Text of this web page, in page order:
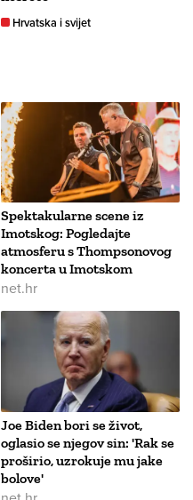
Hrvatska i svijet
Spektakularne scene iz
Imotskog: Pogledajte
atmosferu s Thompsonovog
koncerta u Imotskom
net.hr
Joe Biden bori se život,
oglasio se njegov sin: 'Rak se
proširio, uzrokuje mu jake
bolove'